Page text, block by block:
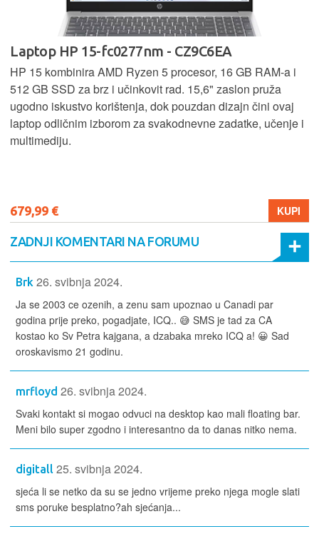
Laptop HP 15-fc0277nm - CZ9C6EA
HP 15 kombinira AMD Ryzen 5 procesor, 16 GB RAM-a i
512 GB SSD za brz i učinkovit rad. 15,6" zaslon pruža
ugodno iskustvo korištenja, dok pouzdan dizajn čini ovaj
laptop odličnim izborom za svakodnevne zadatke, učenje i
multimediju.
679,99 € KUPI
ZADNJI KOMENTARI NA FORUMU
Brk 26. svibnja 2024.
Ja se 2003 ce ozenih, a zenu sam upoznao u Canadi par
godina prije preko, pogadjate, ICQ.. 😅 SMS je tad za CA
kostao ko Sv Petra kajgana, a dzabaka mreko ICQ a! 😀 Sad
oroskavismo 21 godinu.
mrfloyd 26. svibnja 2024.
Svaki kontakt si mogao odvuci na desktop kao mali floating bar.
Meni bilo super zgodno i interesantno da to danas nitko nema.
digitall 25. svibnja 2024.
sjeća li se netko da su se jedno vrijeme preko njega mogle slati
sms poruke besplatno?ah sjećanja...